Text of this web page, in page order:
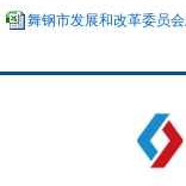
舞钢市发展和改革委员